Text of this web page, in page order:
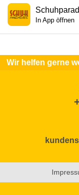
In App öffnen
Wir helfen gerne